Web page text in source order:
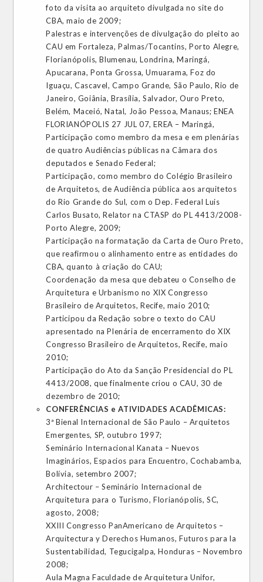
foto da visita ao arquiteto divulgada no site do
CBA, maio de 2009;
Palestras e intervenções de divulgação do pleito ao
CAU em Fortaleza, Palmas/Tocantins, Porto Alegre,
Florianópolis, Blumenau, Londrina, Maringá,
Apucarana, Ponta Grossa, Umuarama, Foz do
Iguaçu, Cascavel, Campo Grande, São Paulo, Rio de
Janeiro, Goiânia, Brasília, Salvador, Ouro Preto,
Belém, Maceió, Natal, João Pessoa, Manaus; ENEA
FLORIANÓPOLIS 27 JUL 07, EREA – Maringá,
Participação como membro da mesa e em plenárias
de quatro Audiências públicas na Câmara dos
deputados e Senado Federal;
Participação, como membro do Colégio Brasileiro
de Arquitetos, de Audiência pública aos arquitetos
do Rio Grande do Sul, com o Dep. Federal Luis
Carlos Busato, Relator na CTASP do PL 4413/2008-
Porto Alegre, 2009;
Participação na formatação da Carta de Ouro Preto,
que reafirmou o alinhamento entre as entidades do
CBA, quanto à criação do CAU;
Coordenação da mesa que debateu o Conselho de
Arquitetura e Urbanismo no XIX Congresso
Brasileiro de Arquitetos, Recife, maio 2010;
Participou da Redação sobre o texto do CAU
apresentado na Plenária de encerramento do XIX
Congresso Brasileiro de Arquitetos, Recife, maio
2010;
Participação do Ato da Sanção Presidencial do PL
4413/2008, que finalmente criou o CAU, 30 de
dezembro de 2010;
CONFERÊNCIAS e ATIVIDADES ACADÊMICAS:
3ª Bienal Internacional de São Paulo – Arquitetos
Emergentes, SP, outubro 1997;
Seminário Internacional Kanata – Nuevos
Imaginários, Espacios para Encuentro, Cochabamba,
Bolívia, setembro 2007;
Architectour – Seminário Internacional de
Arquitetura para o Turismo, Florianópolis, SC,
agosto, 2008;
XXIII Congresso PanAmericano de Arquitetos –
Arquitectura y Derechos Humanos, Futuros para la
Sustentabilidad, Tegucigalpa, Honduras – Novembro
2008;
Aula Magna Faculdade de Arquitetura Unifor,